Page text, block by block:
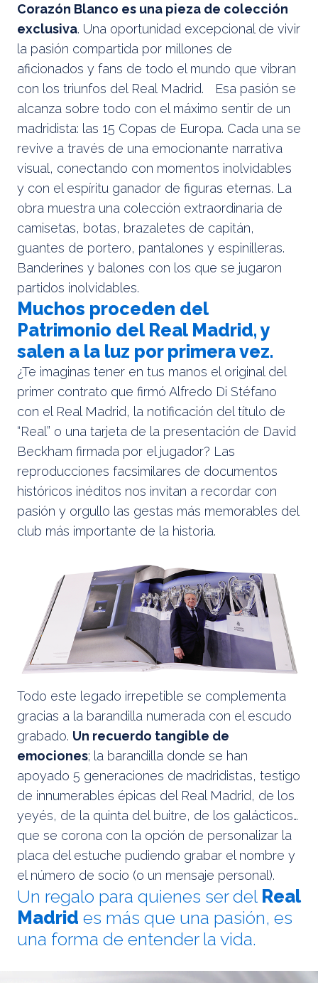
Corazón Blanco es una pieza de colección
exclusiva. Una oportunidad excepcional de vivir
la pasión compartida por millones de
aficionados y fans de todo el mundo que vibran
con los triunfos del Real Madrid. Esa pasión se
alcanza sobre todo con el máximo sentir de un
madridista: las 15 Copas de Europa. Cada una se
revive a través de una emocionante narrativa
visual, conectando con momentos inolvidables
y con el espíritu ganador de figuras eternas. La
obra muestra una colección extraordinaria de
camisetas, botas, brazaletes de capitán,
guantes de portero, pantalones y espinilleras.
Banderines y balones con los que se jugaron
partidos inolvidables.
Muchos proceden del
Patrimonio del Real Madrid, y
salen a la luz por primera vez.
¿Te imaginas tener en tus manos el original del
primer contrato que firmó Alfredo Di Stéfano
con el Real Madrid, la notificación del título de
“Real” o una tarjeta de la presentación de David
Beckham firmada por el jugador? Las
reproducciones facsimilares de documentos
históricos inéditos nos invitan a recordar con
pasión y orgullo las gestas más memorables del
club más importante de la historia.
Todo este legado irrepetible se complementa
gracias a la barandilla numerada con el escudo
grabado. Un recuerdo tangible de
emociones; la barandilla donde se han
apoyado 5 generaciones de madridistas, testigo
de innumerables épicas del Real Madrid, de los
yeyés, de la quinta del buitre, de los galácticos…
que se corona con la opción de personalizar la
placa del estuche pudiendo grabar el nombre y
el número de socio (o un mensaje personal).
Un regalo para quienes ser del Real
Madrid es más que una pasión, es
una forma de entender la vida.